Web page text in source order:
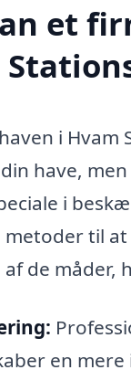
et
i Hvam
have,
i
til
af de måder,
en